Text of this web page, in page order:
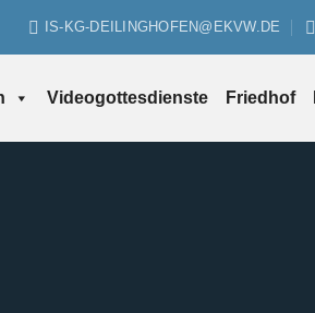
IS-KG-DEILINGHOFEN@EKVW.DE
Videogottesdienste Friedhof